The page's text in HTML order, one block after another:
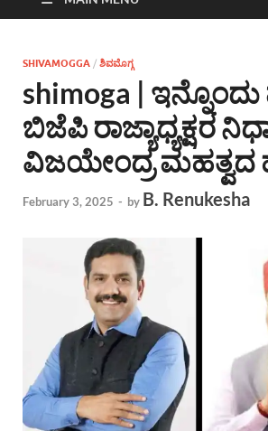
SHIVAMOGGA / ಶಿವಮೊಗ್ಗ
shimoga | ಇನ್ನೊಂದು
ಬಿಜೆಪಿ ರಾಜ್ಯಾಧ್ಯಕ್ಷರ
ವಿಜಯೇಂದ್ರ ಮಹತ್ವದ
February 3, 2025 - by B. Renukesha